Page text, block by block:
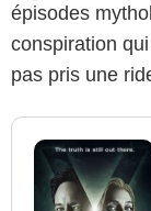
épisodes
conspiration
pas pris une